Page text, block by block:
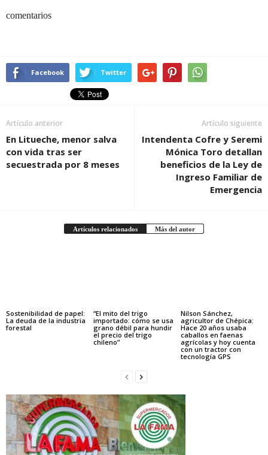
comentarios
Facebook Twitter
Artículo anterior
En Litueche, menor salva
con vida tras ser
secuestrada por 8 meses
Artículo siguiente
Intendenta Cofre y Seremi
Mónica Toro detallan
beneficios de la Ley de
Ingreso Familiar de
Emergencia
Artículos relacionados Más del autor
Sostenibilidad de papel:
La deuda de la industria
forestal
“El mito del trigo
importado: cómo se usa
grano débil para hundir
el precio del trigo
chileno”
Nilson Sánchez,
agricultor de Chépica:
Hace 20 años usaba
caballos en faenas
agrícolas y hoy cuenta
con un tractor con
tecnología GPS